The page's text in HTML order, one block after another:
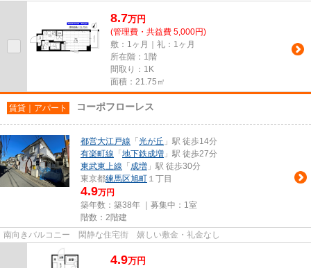
8.7万円
(管理費・共益費 5,000円)
敷：1ヶ月｜礼：1ヶ月
所在階：1階
間取り：1K
面積：21.75㎡
賃貸｜アパート コーポフローレス
都営大江戸線 「 光が丘 」駅 徒歩14分
有楽町線 「 地下鉄成増 」駅 徒歩27分
東武東上線 「 成増 」駅 徒歩30分
東京都練馬区旭町 １丁目
4.9万円
築年数：築38年 ｜募集中： 1室
階数：2階建
南向きバルコニー 閑静な住宅街 嬉しい敷金・礼金なし
4.9万円